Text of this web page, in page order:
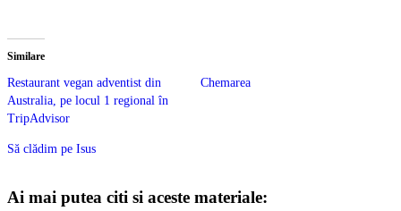
Similare
Restaurant vegan adventist din
Australia, pe locul 1 regional în
TripAdvisor
Chemarea
Să clădim pe Isus
Ai mai putea citi si aceste materiale: